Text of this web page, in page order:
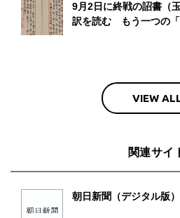
9月2日に終戦の詔書（
訳を読む もう一つの「
VIEW
関連サイ
朝日新聞（デジタル版）